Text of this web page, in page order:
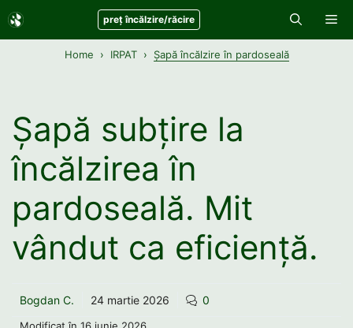
Sari
la
preț încălzire/răcire
Home IRPAT Șapă încălzire în pardoseală
Șapă subțire la
încălzirea în
pardoseală. Mit
vândut ca eficiență.
Bogdan C. 24 martie 2026 0